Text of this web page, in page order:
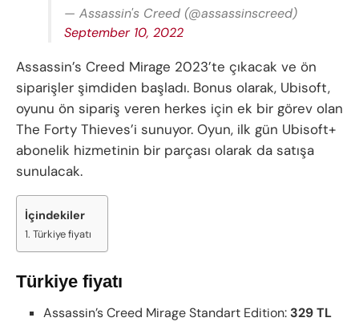
— Assassin's Creed (@assassinscreed)
September 10, 2022
Assassin’s Creed Mirage 2023’te çıkacak ve ön
siparişler şimdiden başladı. Bonus olarak, Ubisoft,
oyunu ön sipariş veren herkes için ek bir görev olan
The Forty Thieves’i sunuyor. Oyun, ilk gün Ubisoft+
abonelik hizmetinin bir parçası olarak da satışa
sunulacak.
İçindekiler
Türkiye fiyatı
Türkiye fiyatı
Assassin’s Creed Mirage Standart Edition: 329 TL